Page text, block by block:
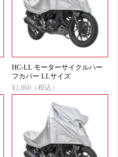
HC-LL モーターサイクルハー
フカバー LLサイズ
¥2,860（税込）